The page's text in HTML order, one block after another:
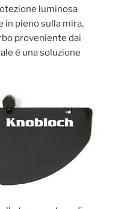
luminosa
in pieno sulla mira,
proveniente dai
è una soluzione